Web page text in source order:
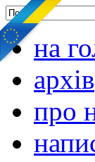
на
архів
про